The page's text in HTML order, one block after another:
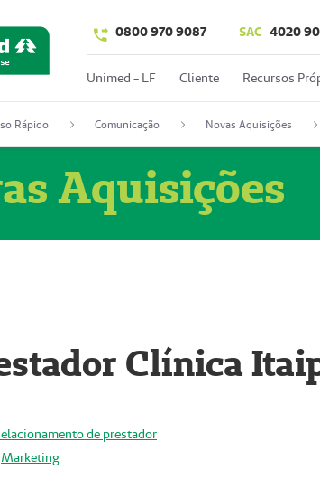
0800 970 9087 SAC 4020
Unimed - LF Cliente Recursos
Rápido Comunicação Novas Aquisições
Aquisições
Clínica
de prestador
Marketing